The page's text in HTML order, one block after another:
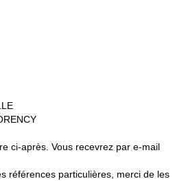
ci-après. Vous recevrez par e-mail
références particulières, merci de les